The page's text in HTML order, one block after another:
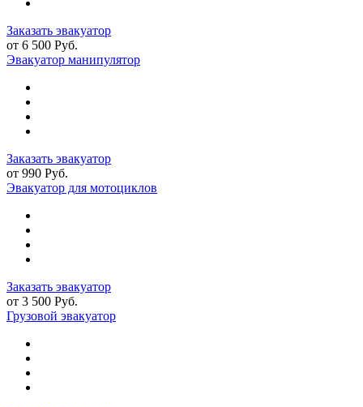
Заказать эвакуатор
от 6 500 Руб.
Эвакуатор манипулятор
Заказать эвакуатор
от 990 Руб.
Эвакуатор для мотоциклов
Заказать эвакуатор
от 3 500 Руб.
Грузовой эвакуатор